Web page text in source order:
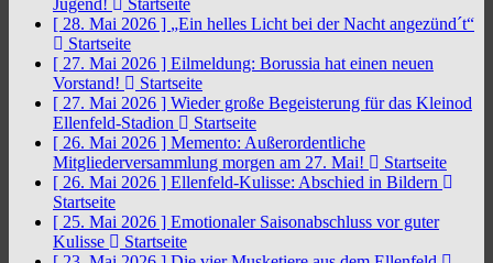
Jugend!
Startseite
[ 28. Mai 2026 ] „Ein helles Licht bei der Nacht angezünd´t“
Startseite
[ 27. Mai 2026 ] Eilmeldung: Borussia hat einen neuen
Vorstand!
Startseite
[ 27. Mai 2026 ] Wieder große Begeisterung für das Kleinod
Ellenfeld-Stadion
Startseite
[ 26. Mai 2026 ] Memento: Außerordentliche
Mitgliederversammlung morgen am 27. Mai!
Startseite
[ 26. Mai 2026 ] Ellenfeld-Kulisse: Abschied in Bildern
Startseite
[ 25. Mai 2026 ] Emotionaler Saisonabschluss vor guter
Kulisse
Startseite